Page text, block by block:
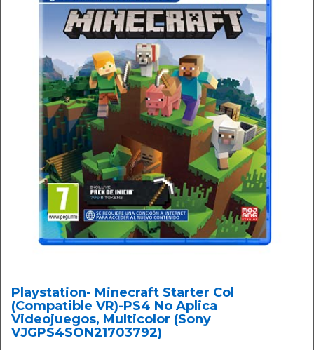
Playstation- Minecraft Starter Col
(Compatible VR)-PS4 No Aplica
Videojuegos, Multicolor (Sony
VJGPS4SON21703792)